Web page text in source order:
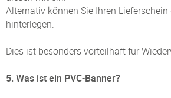
Alternativ können Sie Ihren
hinterlegen.
Dies ist besonders vorteilhaft für
5. Was ist ein PVC-Banner?